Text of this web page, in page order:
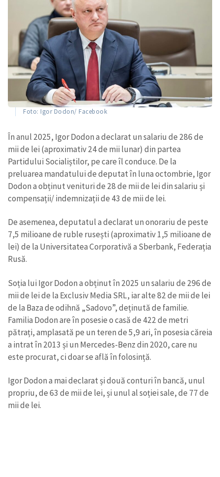
Foto: Igor Dodon/ Facebook
În anul 2025, Igor Dodon a declarat un salariu de 286 de
mii de lei (aproximativ 24 de mii lunar) din partea
Partidului Socialiștilor, pe care îl conduce. De la
preluarea mandatului de deputat în luna octombrie, Igor
Dodon a obținut venituri de 28 de mii de lei din salariu și
compensații/ indemnizații de 43 de mii de lei.
De asemenea, deputatul a declarat un onorariu de peste
7,5 milioane de ruble rusești (aproximativ 1,5 milioane de
lei) de la Universitatea Corporativă a Sberbank, Federația
Rusă.
Soția lui Igor Dodon a obținut în 2025 un salariu de 296 de
mii de lei de la Exclusiv Media SRL, iar alte 82 de mii de lei
de la Baza de odihnă „Sadovo”, deținută de familie.
Familia Dodon are în posesie o casă de 422 de metri
pătrați, amplasată pe un teren de 5,9 ari, în posesia căreia
a intrat în 2013 și un Mercedes-Benz din 2020, care nu
este procurat, ci doar se află în folosință.
Igor Dodon a mai declarat și două conturi în bancă, unul
propriu, de 63 de mii de lei, și unul al soției sale, de 77 de
mii de lei.